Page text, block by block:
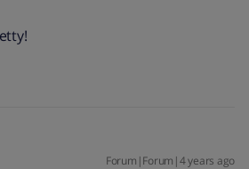
Forum|Forum|4 years ago